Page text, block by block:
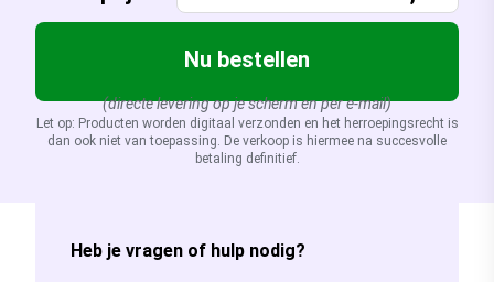
Nu bestellen
(directe levering op je scherm en per e-mail)
Let op: Producten worden digitaal verzonden en het herroepingsrecht is
dan ook niet van toepassing. De verkoop is hiermee na succesvolle
betaling definitief.
Heb je vragen of hulp nodig?